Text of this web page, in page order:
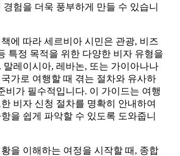
험을 더욱 풍부하게 만들 수 있습니
에 따라 세르비아 시민은 관광, 비즈
특정 목적을 위한 다양한 비자 유형을
말레이시아, 레바논, 또는 가이아나나
가로 여행할 때 겪는 절차와 유사하
비가 필수적입니다. 이 가이드는 여행
비자 신청 절차를 명확히 안내하여
을 쉽게 파악할 수 있도록 도와줍니
을 이해하는 여정을 시작할 때, 종합